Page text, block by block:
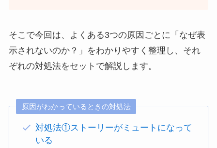
そこで今回は、よくある3つの原因ごとに「なぜ表
示されないのか？」をわかりやすく整理し、それ
ぞれの対処法をセットで解説します。
原因がわかっているときの対処法
対処法①ストーリーがミュートになって
いる